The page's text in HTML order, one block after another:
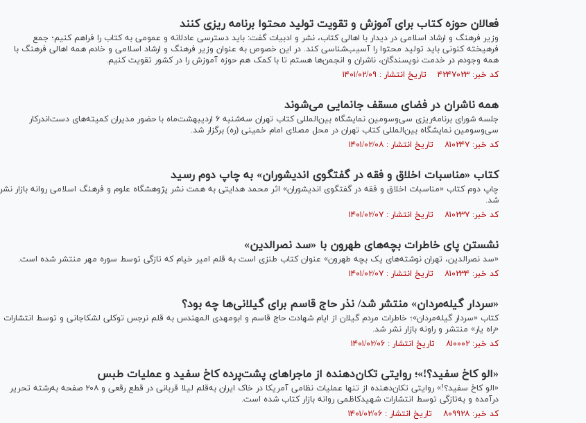
فعالان حوزه کتاب برای آموزش و تقویت تولید محتوا برنامه ریزی کنند
وزیر فرهنگ و ارشاد اسلامی در دیدار با اهالی کتاب، نشر و ادبیات گفت: باید دسترسی عادلانه و عمومی به کتاب را فراهم کنیم؛ جمع
فرهیخته کنونی باید تولید محتوا را آسیب‌شناسی کند. در این خصوص به عنوان وزیر فرهنگ و ارشاد اسلامی و خادم همه اهالی فرهنگ با
همه وجودم در خدمت نویسندگان، ناشران و انجمن‌ها هستم تا با کمک هم حوزه آموزش را در کشور تقویت کنیم.
کد خبر: ۴۲۴۷۰۲۳ تاریخ انتشار : ۱۴۰۱/۰۲/۰۹
همه ناشران در فضای مسقف جانمایی می‌شوند
جلسه شورای برنامه‌ریزی سی‌وسومین نمایشگاه بین‌المللی کتاب تهران سه‌شنبه ۶ اردیبهشت‌ماه با حضور مدیران کمیته‌های دست‌اندرکار
سی‌وسومین نمایشگاه بین‌المللی کتاب تهران در محل مصلای امام خمینی (ره) برگزار شد.
کد خبر: ۸۱۰۲۴۷ تاریخ انتشار : ۱۴۰۱/۰۲/۰۸
کتاب «مناسبات اخلاق و فقه در گفتگوی اندیشوران» به چاپ دوم رسید
چاپ دوم کتاب «مناسبات اخلاق و فقه در گفتگوی اندیشوران» اثر محمد هدایتی به همت نشر پژوهشگاه علوم و فرهنگ اسلامی روانه بازار نشر
شد.
کد خبر: ۸۱۰۲۳۷ تاریخ انتشار : ۱۴۰۱/۰۲/۰۷
نشستن پای خاطرات بچه‌های طهرون با «سد نصرالدین»
«سد نصرالدین، تهران نوشته‌های یک بچه طهرون» عنوان کتاب طنزی است به قلم امیر خیام که تازگی توسط سوره مهر منتشر شده است.
کد خبر: ۸۱۰۲۳۴ تاریخ انتشار : ۱۴۰۱/۰۲/۰۷
«سردار گیله‌مردان» منتشر شد/ نذر حاج قاسم برای گیلانی‌ها چه بود؟
کتاب «سردار گیله‌مردان»؛ خاطرات مردم گیلان از ایام شهادت حاج قاسم و ابومهدی المهندس به قلم نرجس توکلی لشکاجانی و توسط انتشارات
«راه یار» منتشر و راونه بازار نشر شد.
کد خبر: ۸۱۰۰۰۲ تاریخ انتشار : ۱۴۰۱/۰۲/۰۶
«الو کاخ سفید؟!»؛ روایتی تکان‌دهنده از ماجرا‌های پشت‌پرده کاخ سفید و عملیات طبس
«الو کاخ سفید؟!» روایتی تکان‌دهنده از تنها عملیات نظامی آمریکا در خاک ایران به‌قلم لیلا قربانی در قطع رقعی و ۲۰۸ صفحه به‌رشته تحریر
درآمده و به‌تازگی توسط انتشارات شهیدکاظمی روانه بازار کتاب شده است.
کد خبر: ۸۰۹۹۲۸ تاریخ انتشار : ۱۴۰۱/۰۲/۰۶